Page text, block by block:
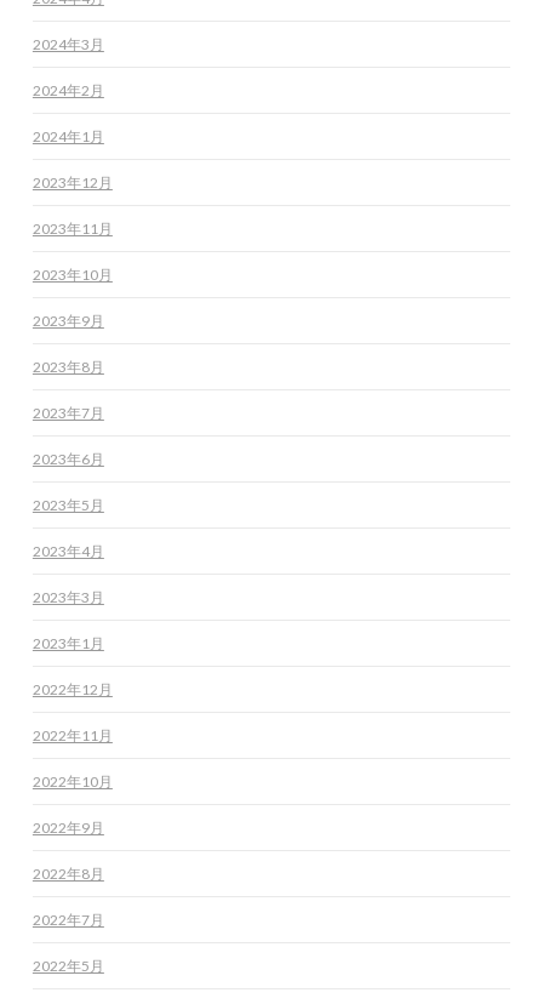
2024年3月
2024年2月
2024年1月
2023年12月
2023年11月
2023年10月
2023年9月
2023年8月
2023年7月
2023年6月
2023年5月
2023年4月
2023年3月
2023年1月
2022年12月
2022年11月
2022年10月
2022年9月
2022年8月
2022年7月
2022年5月